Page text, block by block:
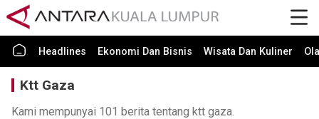
Headlines Ekonomi Dan Bisnis Wisata Dan Kuliner
Ktt Gaza
Kami mempunyai 101 berita tentang ktt gaza.